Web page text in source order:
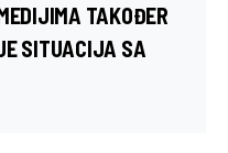
TAKOĐER
SITUACIJA SA